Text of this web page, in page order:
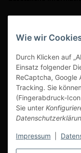
Wie wir
Durch Klicken auf
Einsatz folgender
ReCaptcha, Google
Tracking. Sie
(Fingerabdruck-
Sie unter
Impressum